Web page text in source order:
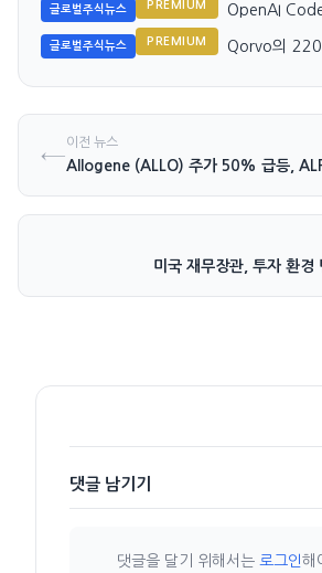
글로벌주식뉴스 PREMIUM
OpenAI
글로벌주식뉴스 PREMIUM
Qorvo의 220
←이전 뉴스
미국 재무장관, 투자 환경
댓글 남기기
댓글을 달기 위해서는 로그인해